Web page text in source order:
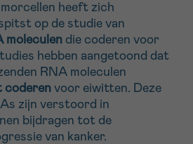
heeft zich
op de studie van
moleculen die coderen voor
hebben aangetoond dat
RNA moleculen
coderen voor eiwitten. Deze
zijn verstoord in
bijdragen tot de
van kanker.